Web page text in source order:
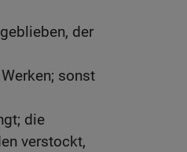
der
sonst
die
verstockt,